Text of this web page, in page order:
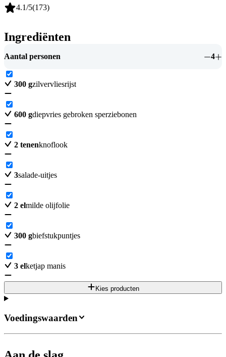
4.1/5(173)
Ingrediënten
Aantal personen 4
300 gzilvervliesrijst
600 gdiepvries gebroken sperziebonen
2 tenenknoflook
3salade-uitjes
2 elmilde olijfolie
300 gbiefstukpuntjes
3 elketjap manis
Kies producten
Voedingswaarden